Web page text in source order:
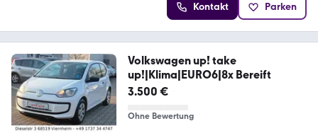
Kontakt Parken
Volkswagen up! take
up!|Klima|EURO6|8x Bereift
3.500 €
Ohne Bewertung